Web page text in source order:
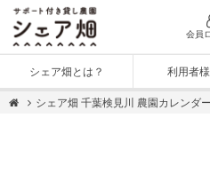
会員
シェア畑とは？ 利用者
シェア畑 千葉検見川 農園カレンダー